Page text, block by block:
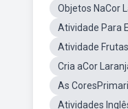
Objetos NaCor
Atividade Para
Atividade
Cria aCor
As
Atividades